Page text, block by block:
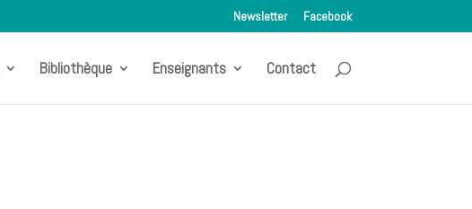
Newsletter Facebook
Bibliothèque Enseignants Contact